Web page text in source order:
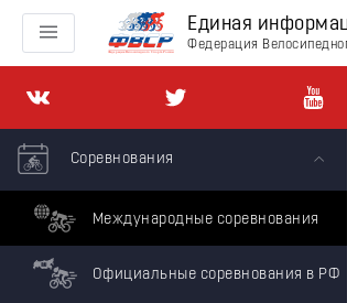
Единая
Федерация
Соревнования
Международные соревнования
Официальные соревнования в РФ